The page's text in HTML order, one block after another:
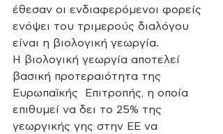
έθεσαν οι ενδιαφερόμενοι φορείς
ενόψει του τριμερούς διαλόγου
είναι η βιολογική γεωργία.
Η βιολογική γεωργία αποτελεί
βασική προτεραιότητα της
Ευρωπαϊκής  Επιτροπής, η οποία
επιθυμεί να δει το 25% της
γεωργικής γης στην ΕΕ να